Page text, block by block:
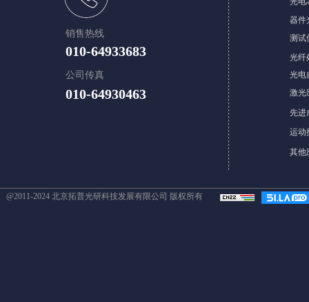
@2011-2024 北京拓普光研科技发展有限公司 版权所有
先进
公司传真
010-64933683
010-64930463
销售热线
器件
测试
光纤
运动
光电
激光
其他